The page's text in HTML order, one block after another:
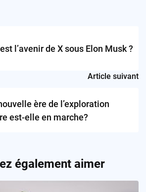
l’avenir de X sous Elon Musk ?
Article suivant
ère de l’exploration
est-elle en marche?
également aimer